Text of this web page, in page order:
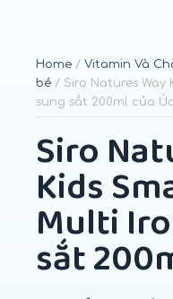
Home / Vitamin Và
bé / Siro Natures Way
sung sắt 200ml của Úc
Siro
Kids
Multi
sắt